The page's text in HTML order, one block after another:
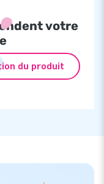
votre
du produit